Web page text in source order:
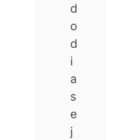
d
o
d
i
a
s
e
j